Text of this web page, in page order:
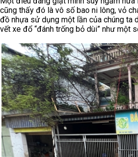
cũng thấy đó là vô số bao ni lông, vỏ
đồ nhựa sử dụng một lần của chúng ta
vết xe đổ “đánh trống bỏ dùi” như một